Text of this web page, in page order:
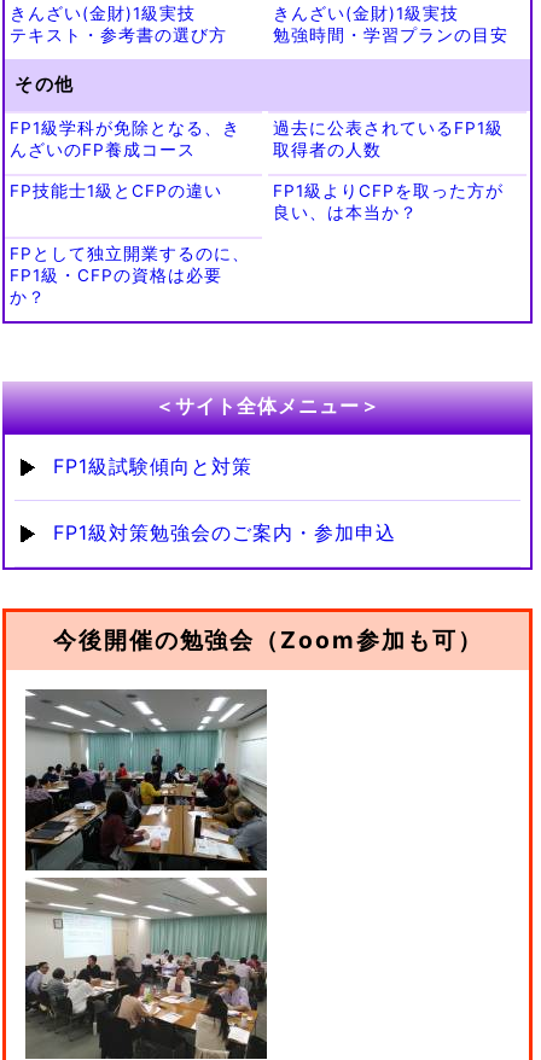
きんざい(金財)1級実技
テキスト・参考書の選び方
きんざい(金財)1級実技
勉強時間・学習プランの目安
その他
FP1級学科が免除となる、き
んざいのFP養成コース
過去に公表されているFP1級
取得者の人数
FP技能士1級とCFPの違い
FP1級よりCFPを取った方が
良い、は本当か？
FPとして独立開業するのに、
FP1級・CFPの資格は必要
か？
＜サイト全体メニュー＞
FP1級試験傾向と対策
FP1級対策勉強会のご案内・参加申込
今後開催の勉強会（Zoom参加も可）